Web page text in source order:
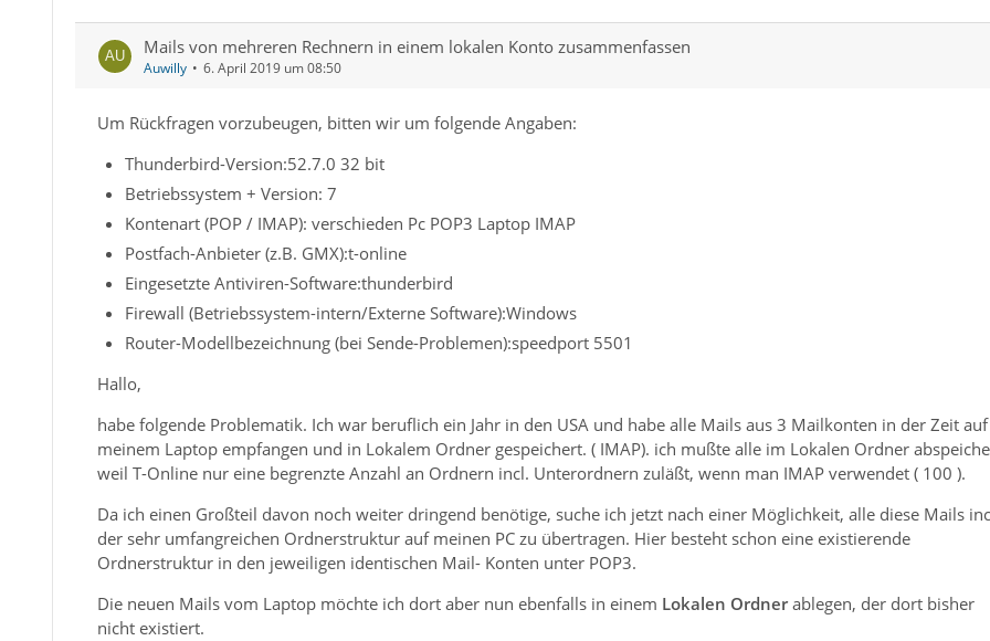
Mails von mehreren Rechnern in einem lokalen Konto zusammenfassen
Auwilly 6. April 2019 um 08:50
Um Rückfragen vorzubeugen, bitten wir um folgende Angaben:
Thunderbird-Version:52.7.0 32 bit
Betriebssystem + Version: 7
Kontenart (POP / IMAP): verschieden Pc POP3 Laptop IMAP
Postfach-Anbieter (z.B. GMX):t-online
Eingesetzte Antiviren-Software:thunderbird
Firewall (Betriebssystem-intern/Externe Software):Windows
Router-Modellbezeichnung (bei Sende-Problemen):speedport 5501
Hallo,
habe folgende Problematik. Ich war beruflich ein Jahr in den USA und habe alle Mails aus 3 Mailkonten in der Zeit auf
meinem Laptop empfangen und in Lokalem Ordner gespeichert. ( IMAP). ich mußte alle im Lokalen Ordner
weil T-Online nur eine begrenzte Anzahl an Ordnern incl. Unterordnern zuläßt, wenn man IMAP verwendet ( 100 ).
Da ich einen Großteil davon noch weiter dringend benötige, suche ich jetzt nach einer Möglichkeit, alle diese Mails
der sehr umfangreichen Ordnerstruktur auf meinen PC zu übertragen. Hier besteht schon eine existierende
Ordnerstruktur in den jeweiligen identischen Mail- Konten unter POP3.
Die neuen Mails vom Laptop möchte ich dort aber nun ebenfalls in einem Lokalen Ordnerablegen, der dort bisher
nicht existiert.